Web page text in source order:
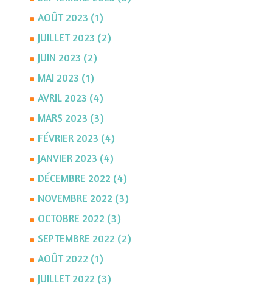
AOÛT 2023 (1)
JUILLET 2023 (2)
JUIN 2023 (2)
MAI 2023 (1)
AVRIL 2023 (4)
MARS 2023 (3)
FÉVRIER 2023 (4)
JANVIER 2023 (4)
DÉCEMBRE 2022 (4)
NOVEMBRE 2022 (3)
OCTOBRE 2022 (3)
SEPTEMBRE 2022 (2)
AOÛT 2022 (1)
JUILLET 2022 (3)